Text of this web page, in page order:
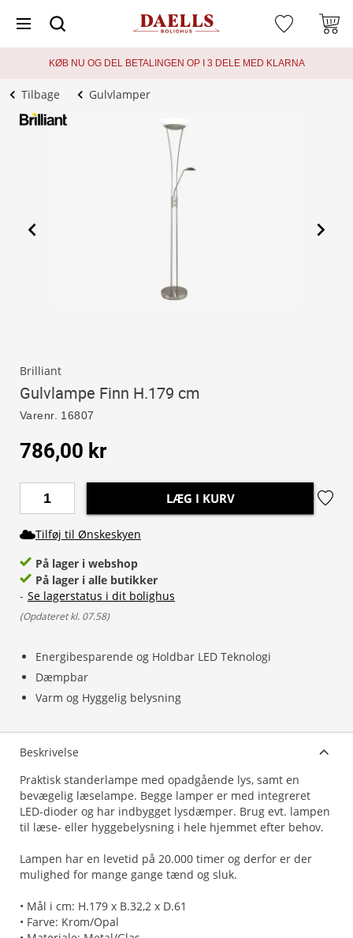
KØB NU OG DEL BETALINGEN OP I 3 DELE MED KLARNA
Tilbage Gulvlamper
Brilliant
Gulvlampe Finn H.179 cm
Varenr. 16807
Energibesparende og Holdbar LED Teknologi
Dæmpbar
Varm og Hyggelig belysning
786,00 kr
LÆG I KURV
Tilføj til Ønskeskyen
På lager i webshop
På lager i alle butikker
- Se lagerstatus i dit bolighus
(Opdateret kl. 07.58)
Beskrivelse
Praktisk standerlampe med opadgående lys, samt en
bevægelig læselampe. Begge lamper er med integreret
LED-dioder og har indbygget lysdæmper. Brug evt. lampen
til læse- eller hyggebelysning i hele hjemmet efter behov.
Lampen har en levetid på 20.000 timer og derfor er der
mulighed for mange gange tænd og sluk.
• Mål i cm: H.179 x B.32,2 x D.61
• Farve: Krom/Opal